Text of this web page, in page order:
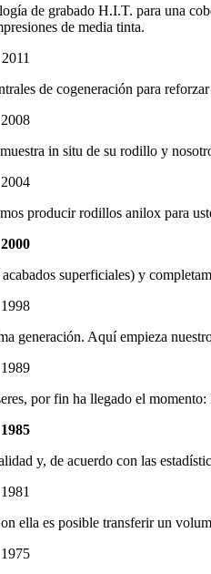
de grabado H.I.T. para una
de media tinta.
2011
de cogeneración para
2008
in situ de su rodillo y
2004
producir rodillos anilox para
2000
superficiales) y
1998
generación. Aquí empieza
1989
por fin ha llegado el
1985
y, de acuerdo con las
1981
ella es posible transferir un
1975